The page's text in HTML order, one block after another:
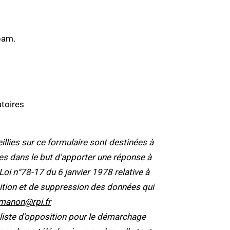
sur ce formulaire sont destinées à
dans le but d'apporter une réponse à
n°78-17 du 6 janvier 1978 relative à
et de suppression des données qui
d'opposition pour le démarchage